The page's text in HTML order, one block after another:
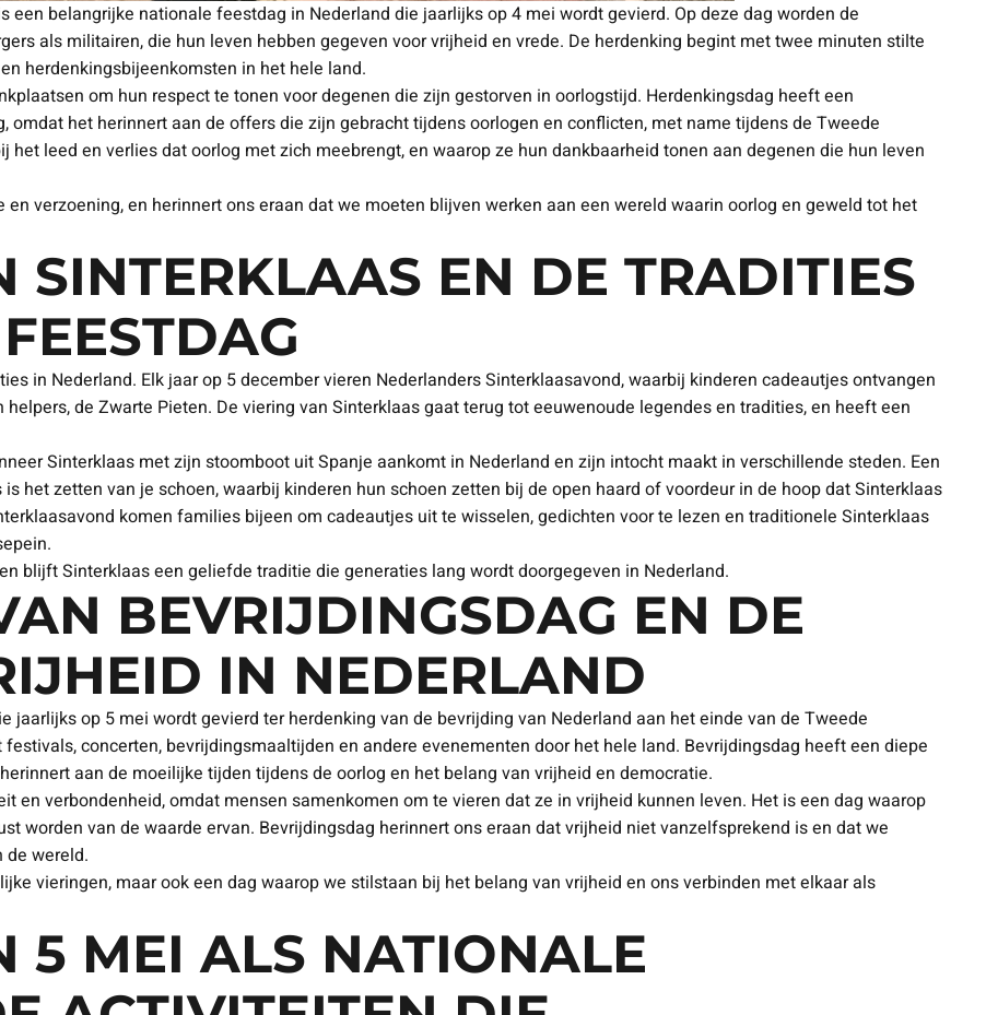
een belangrijke nationale feestdag in Nederland die jaarlijks op 4 mei wordt gevierd. Op deze dag worden de
als militairen, die hun leven hebben gegeven voor vrijheid en vrede. De herdenking begint met twee minuten stilte
herdenkingsbijeenkomsten in het hele land.
om hun respect te tonen voor degenen die zijn gestorven in oorlogstijd. Herdenkingsdag heeft een
het herinnert aan de offers die zijn gebracht tijdens oorlogen en conflicten, met name tijdens de Tweede
leed en verlies dat oorlog met zich meebrengt, en waarop ze hun dankbaarheid tonen aan degenen die hun leven
verzoening, en herinnert ons eraan dat we moeten blijven werken aan een wereld waarin oorlog en geweld tot het
SINTERKLAAS EN DE TRADITIES
in Nederland. Elk jaar op 5 december vieren Nederlanders Sinterklaasavond, waarbij kinderen cadeautjes ontvangen
de Zwarte Pieten. De viering van Sinterklaas gaat terug tot eeuwenoude legendes en tradities, en heeft een
Sinterklaas met zijn stoomboot uit Spanje aankomt in Nederland en zijn intocht maakt in verschillende steden. Een
het zetten van je schoen, waarbij kinderen hun schoen zetten bij de open haard of voordeur in de hoop dat Sinterklaas
komen families bijeen om cadeautjes uit te wisselen, gedichten voor te lezen en traditionele Sinterklaas
blijft Sinterklaas een geliefde traditie die generaties lang wordt doorgegeven in Nederland.
BEVRIJDINGSDAG EN DE
IN NEDERLAND
op 5 mei wordt gevierd ter herdenking van de bevrijding van Nederland aan het einde van de Tweede
concerten, bevrijdingsmaaltijden en andere evenementen door het hele land. Bevrijdingsdag heeft een diepe
aan de moeilijke tijden tijdens de oorlog en het belang van vrijheid en democratie.
en verbondenheid, omdat mensen samenkomen om te vieren dat ze in vrijheid kunnen leven. Het is een dag waarop
worden van de waarde ervan. Bevrijdingsdag herinnert ons eraan dat vrijheid niet vanzelfsprekend is en dat we
de wereld.
vieringen, maar ook een dag waarop we stilstaan bij het belang van vrijheid en ons verbinden met elkaar als
5 MEI ALS NATIONALE